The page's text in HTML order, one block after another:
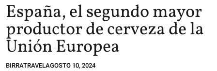
España, el segundo mayor
productor de cerveza de la
Unión Europea
BIRRATRAVELAGOSTO 10, 2024